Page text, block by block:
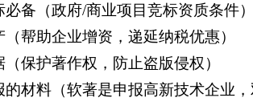
必备（政府/商业项目竞标资质条件
（帮助企业增资，递延纳税优惠）
（保护著作权，防止盗版侵权）
的材料（软著是申报高新技术企业